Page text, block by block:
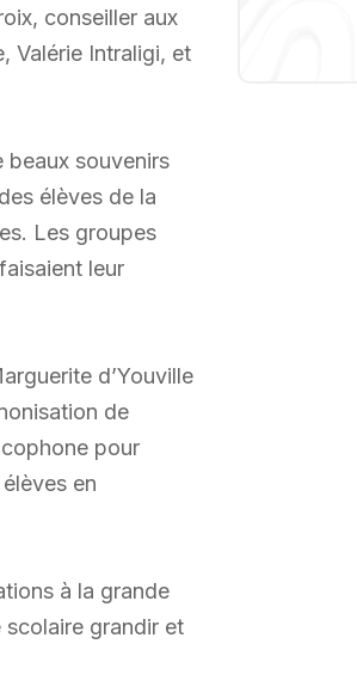
conseiller aux
Valérie Intraligi, et
beaux souvenirs
élèves de la
Les groupes
leur
d’Youville
de
pour
en
à la grande
scolaire grandir et